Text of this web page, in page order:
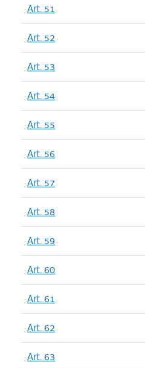
Art. 51
Art. 52
Art. 53
Art. 54
Art. 55
Art. 56
Art. 57
Art. 58
Art. 59
Art. 60
Art. 61
Art. 62
Art. 63